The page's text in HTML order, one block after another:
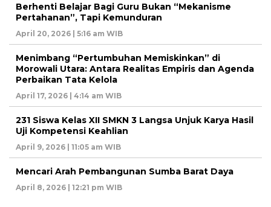
Berhenti Belajar Bagi Guru Bukan “Mekanisme
Pertahanan”, Tapi Kemunduran
April 20, 2026 | 5:16 am WIB
Menimbang “Pertumbuhan Memiskinkan” di
Morowali Utara: Antara Realitas Empiris dan Agenda
Perbaikan Tata Kelola
April 17, 2026 | 4:14 am WIB
231 Siswa Kelas XII SMKN 3 Langsa Unjuk Karya Hasil
Uji Kompetensi Keahlian
April 9, 2026 | 11:05 am WIB
Mencari Arah Pembangunan Sumba Barat Daya
April 8, 2026 | 12:21 pm WIB